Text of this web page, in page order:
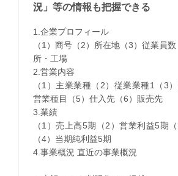
況」等の情報も把握できる
1.企業プロフィール
（1）商号（2）所在地（3）従業員
所・工場
2.営業内容
（1）主業業種（2）従業業種1（3
営業種目（5）仕入先（6）販売先
3.業績
（1）売上高5期（2）営業利益5期
（4）当期純利益5期
4.事業概況 直近の事業概況